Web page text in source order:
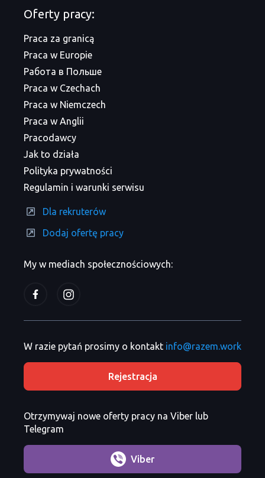
My w mediach społecznościowych:
Oferty pracy:
Praca za granicą
Praca w Europie
Работа в Польше
Praca w Czechach
Praca w Niemczech
Praca w Anglii
Pracodawcy
Jak to działa
Polityka prywatności
Regulamin i warunki serwisu
Dla rekruterów
Dodaj ofertę pracy
W razie pytań prosimy o kontakt info@razem.work
Rejestracja
Otrzymywaj nowe oferty pracy na Viber lub
Telegram
Viber